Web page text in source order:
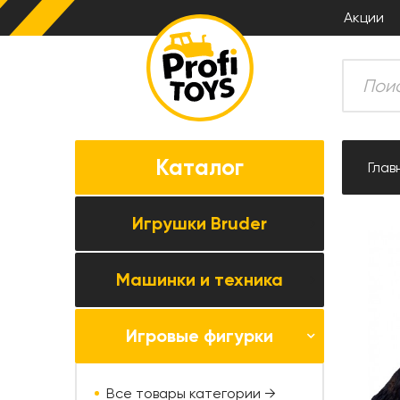
Акции
Каталог
Игрушки Bruder
Все товары категории →
Комбайны
Тракторы
Машинки и техника
Все товары категории →
Игровые фигурки
Все товары категории →